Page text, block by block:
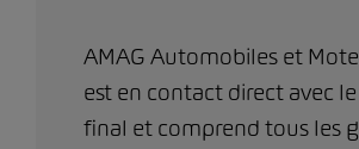
AMAG Automobiles et
est en contact direct avec
final et comprend tous les